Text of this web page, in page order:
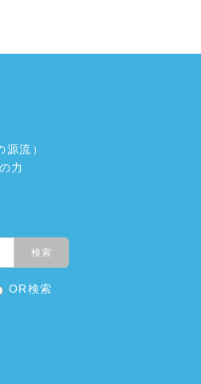
源流）
力
OR検索